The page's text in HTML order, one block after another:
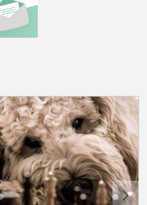
d